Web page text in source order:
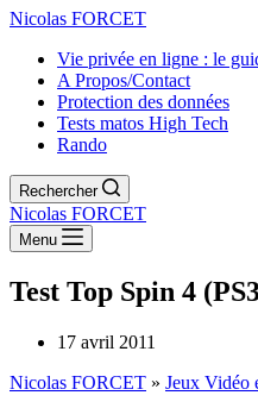
Nicolas FORCET
Vie privée en ligne : le
A Propos/Contact
Protection des données
Tests matos High Tech
Rando
Rechercher
Nicolas FORCET
Menu
Test Top Spin 4
17 avril 2011
Nicolas FORCET » Jeux Vidéo